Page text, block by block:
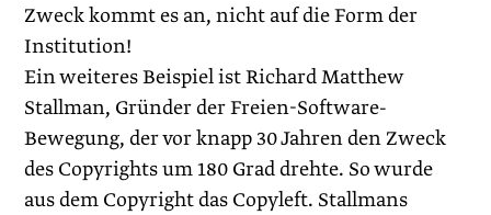
Zweck kommt es an, nicht auf die Form der
Institution!
Ein weiteres Beispiel ist Richard Matthew
Stallman, Gründer der Freien-Software-
Bewegung, der vor knapp 30 Jahren den Zweck
des Copyrights um 180 Grad drehte. So wurde
aus dem Copyright das Copyleft. Stallmans